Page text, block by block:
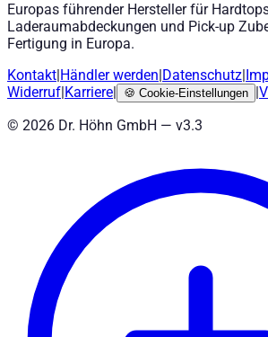
Europas führender Hersteller für
Laderaumabdeckungen und Pick-up
Fertigung in Europa.
Kontakt Händler werden Datenschutz
Widerruf Karriere 🍪 Cookie-Einstellungen
© 2026 Dr. Höhn GmbH — v3.3